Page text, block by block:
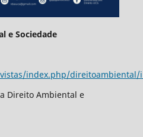
e Sociedade
index.php/direitoambiental/
Direito Ambiental e